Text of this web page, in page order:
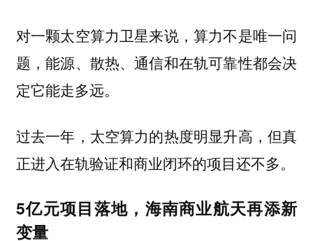
对一颗太空算力卫星来说，算力不是唯一问
题，能源、散热、通信和在轨可靠性都会决
定它能走多远。
过去一年，太空算力的热度明显升高，但真
正进入在轨验证和商业闭环的项目还不多。
5亿元项目落地，海南商业航天再添新
变量